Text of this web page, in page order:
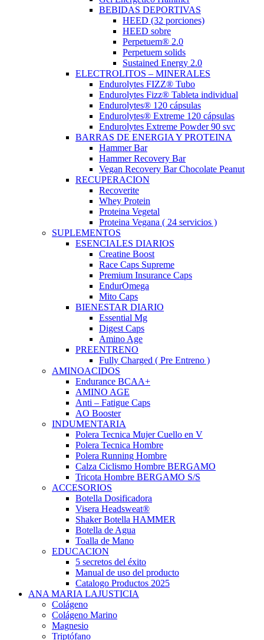
BEBIDAS DEPORTIVAS
HEED (32 porciones)
HEED sobre
Perpetuem® 2.0
Perpetuem solids
Sustained Energy 2.0
ELECTROLITOS – MINERALES
Endurolytes FIZZ® Tubo
Endurolytes Fizz® Tableta individual
Endurolytes® 120 cápsulas
Endurolytes® Extreme 120 cápsulas
Endurolytes Extreme Powder 90 svc
BARRAS DE ENERGIA Y PROTEINA
Hammer Bar
Hammer Recovery Bar
Vegan Recovery Bar Chocolate Peanut
RECUPERACION
Recoverite
Whey Protein
Proteina Vegetal
Proteina Vegana ( 24 servicios )
SUPLEMENTOS
ESENCIALES DIARIOS
Creatine Boost
Race Caps Supreme
Premium Insurance Caps
EndurOmega
Mito Caps
BIENESTAR DIARIO
Essential Mg
Digest Caps
Amino Age
PREENTRENO
Fully Charged ( Pre Entreno )
AMINOACIDOS
Endurance BCAA+
AMINO AGE
Anti – Fatigue Caps
AO Booster
INDUMENTARIA
Polera Tecnica Mujer Cuello en V
Polera Tecnica Hombre
Polera Running Hombre
Calza Ciclismo Hombre BERGAMO
Tricota Hombre BERGAMO S/S
ACCESORIOS
Botella Dosificadora
Visera Headsweat®
Shaker Botella HAMMER
Botella de Agua
Toalla de Mano
EDUCACION
5 secretos del éxito
Manual de uso del producto
Catalogo Productos 2025
ANA MARIA LAJUSTICIA
Colágeno
Colágeno Marino
Magnesio
Triptófano